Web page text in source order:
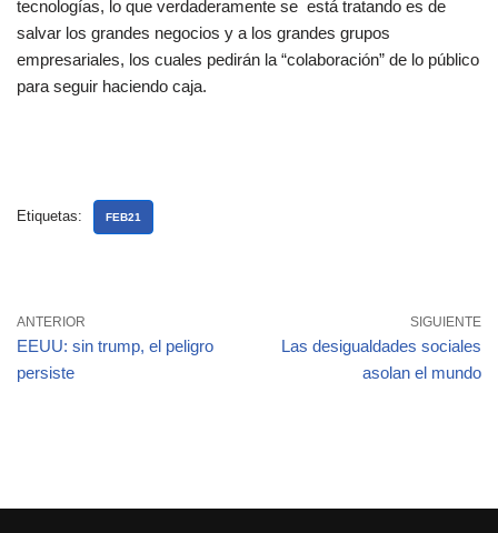
tecnologías, lo que verdaderamente se está tratando es de
salvar los grandes negocios y a los grandes grupos
empresariales, los cuales pedirán la “colaboración” de lo público
para seguir haciendo caja.
Etiquetas: FEB21
ANTERIOR
EEUU: sin trump, el peligro
persiste
SIGUIENTE
Las desigualdades sociales
asolan el mundo